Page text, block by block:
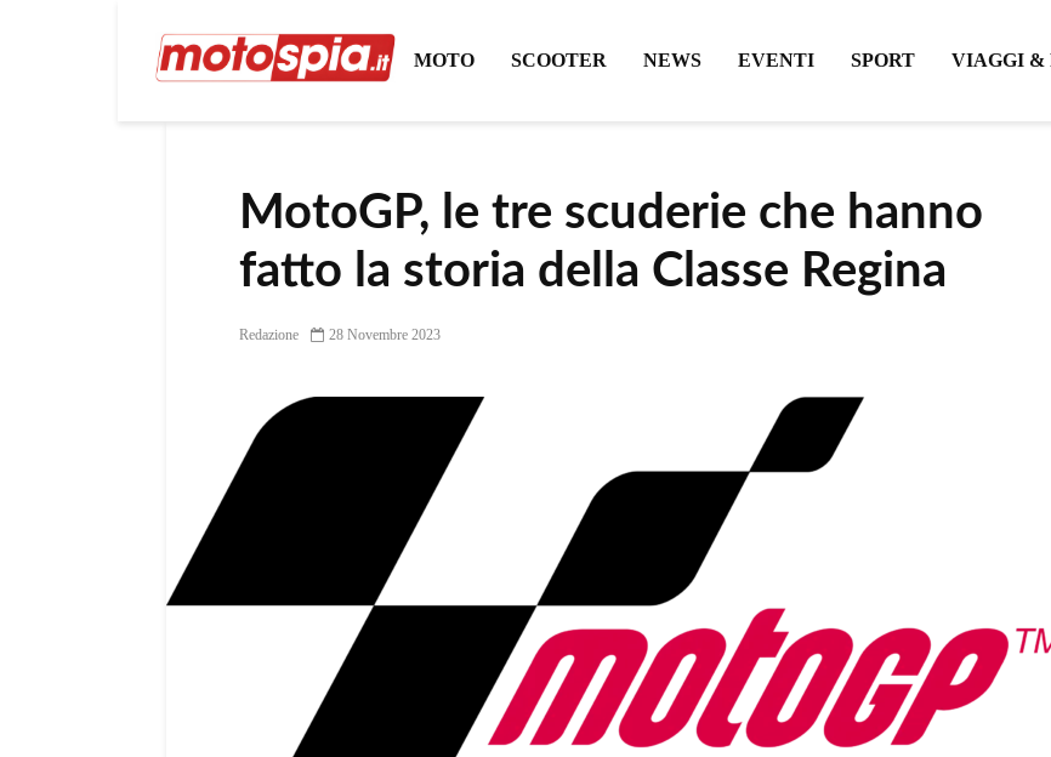
MOTO SCOOTER NEWS EVENTI SPORT VIAGGI &
MotoGP, le tre scuderie che hanno
fatto la storia della Classe Regina
Redazione 28 Novembre 2023